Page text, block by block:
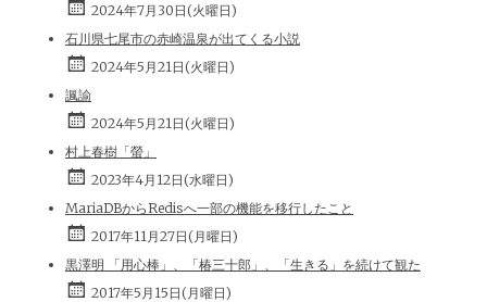
2024年7月30日(火曜日)
石川県七尾市の赤崎温泉が出てくる小説
2024年5月21日(火曜日)
諷諭
2024年5月21日(火曜日)
村上春樹「螢」
2023年4月12日(水曜日)
MariaDBからRedisへ一部の機能を移行したこと
2017年11月27日(月曜日)
黒澤明 「用心棒」、「椿三十郎」、「生きる」を続けて観た
2017年5月15日(月曜日)